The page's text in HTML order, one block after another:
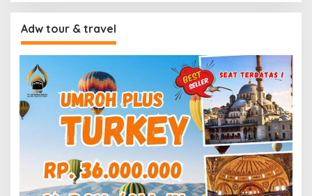
Adw tour & travel